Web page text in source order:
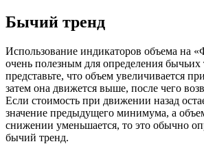
Бычий тренд
Использование индикаторов объема на
очень полезным для определения
представьте, что объем увеличивается
затем она движется выше, после чего
Если стоимость при движении назад
значение предыдущего минимума, а
снижении уменьшается, то это обычно
бычий тренд.